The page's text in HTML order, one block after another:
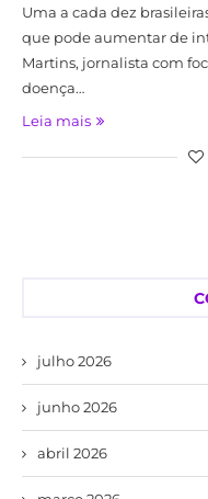
Uma a cada dez
que pode aumentar de
Martins, jornalista com
doença…
Leia mais
julho 2026
junho 2026
abril 2026